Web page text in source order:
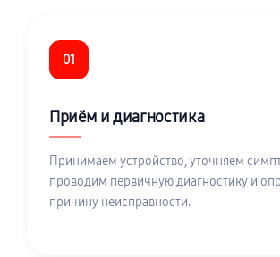
01
Приём и диагностика
Принимаем устройство, уточняем
проводим первичную диагностику и
причину неисправности.